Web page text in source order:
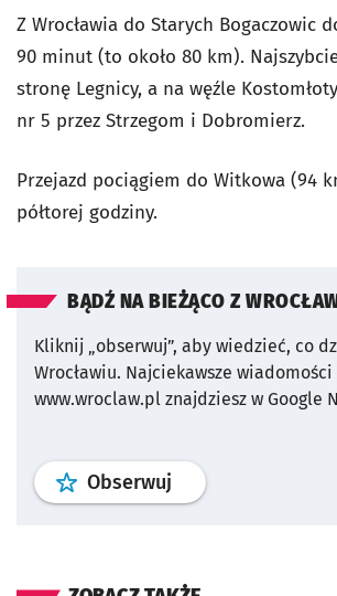
Z Wrocławia do Starych Bogaczowic
90 minut (to około 80 km).
stronę Legnicy, a na węźle
nr 5 przez Strzegom i Dobromierz.
Przejazd pociągiem do Witkowa (94
półtorej godziny.
BĄDŹ NA BIEŻĄCO Z
Kliknij „obserwuj”, aby wiedzieć, co
Wrocławiu. Najciekawsze wiadomości
www.wroclaw.pl znajdziesz w Google
Obserwuj profil